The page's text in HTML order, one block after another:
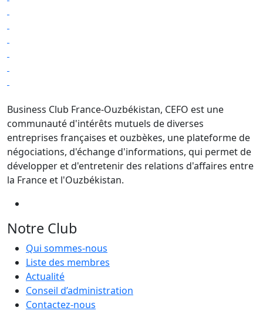
Business Club France-Ouzbékistan, CEFO est une
communauté d'intérêts mutuels de diverses
entreprises françaises et ouzbèkes, une plateforme de
négociations, d'échange d'informations, qui permet de
développer et d'entretenir des relations d'affaires entre
la France et l'Ouzbékistan.
Notre Club
Qui sommes-nous
Liste des membres
Actualité
Conseil d’administration
Contactez-nous